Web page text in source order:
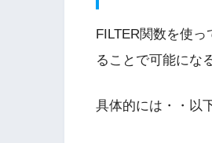
FILTER関数を使
ることで可能にな
具体的には・・以